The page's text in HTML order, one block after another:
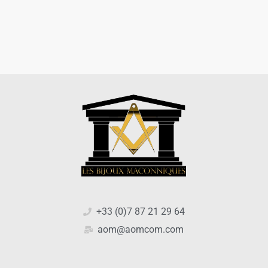
+33 (0)7 87 21 29 64
aom@aomcom.com